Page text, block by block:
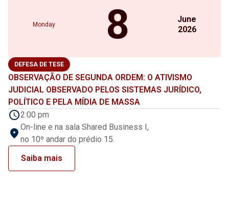
Monday 8
June
2026
DEFESA DE TESE
OBSERVAÇÃO DE SEGUNDA ORDEM: O ATIVISMO
JUDICIAL OBSERVADO PELOS SISTEMAS JURÍDICO,
POLÍTICO E PELA MÍDIA DE MASSA
2:00 pm
On-line e na sala Shared Business I,
no 10º andar do prédio 15.
Saiba mais